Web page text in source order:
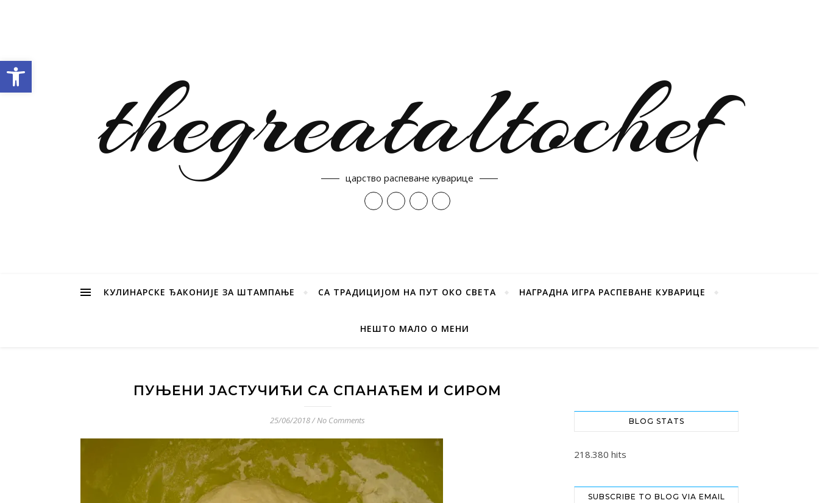
thegreataltochef
царство распеване куварице
КУЛИНАРСКЕ ЂАКОНИЈЕ ЗА ШТАМПАЊЕ СА ТРАДИЦИЈОМ НА ПУТ ОКО СВЕТА НАГРАДНА ИГРА РАСПЕВАНЕ КУВАРИЦЕ
НЕШТО МАЛО О МЕНИ
ПУЊЕНИ ЈАСТУЧИЋИ СА СПАНАЋЕМ И СИРОМ
25/06/2018/No Comments BLOG STATS
218.380 hits
SUBSCRIBE TO BLOG VIA EMAIL
Open toolbar